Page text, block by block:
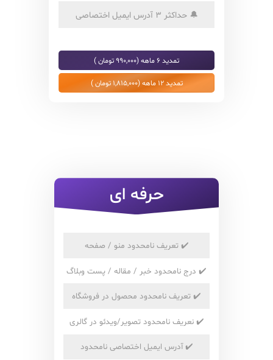
🔔حداکثر 3 آدرس ایمیل اختصاصی
تمدید 6 ماهه (990,000 تومان )
تمدید 12 ماهه (1,815,000 تومان )
حرفه ای
✔️تعریف نامحدود منو / صفحه
✔️ درج نامحدود خبر / مقاله / پست وبلاگ
✔️تعریف نامحدود محصول در فروشگاه
✔️نعریف نامحدود تصویر/ویدئو در گالری
✔️آدرس ایمیل اختصاصی نامحدود